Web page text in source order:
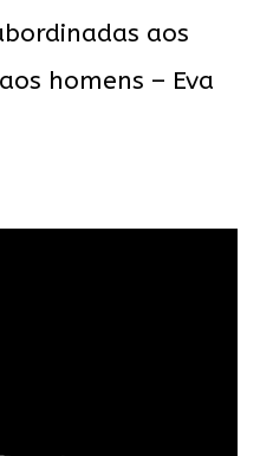
aos
homens – Eva